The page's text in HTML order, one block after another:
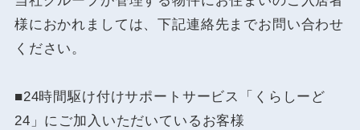
様におかれましては、下記連絡先までお問い合わせ
ください。
■24時間駆け付けサポートサービス「くらしーど
24」にご加入いただいているお客様